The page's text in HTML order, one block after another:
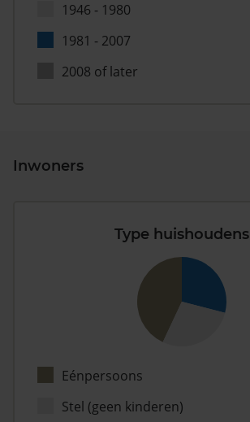
1946 - 1980
1981 - 2007
2008 of later
Inwoners
Type huishoudens
Eénpersoons
Stel (geen kinderen)